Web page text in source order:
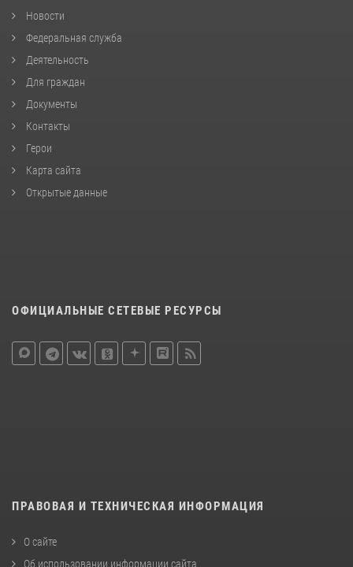
Новости
Федеральная служба
Деятельность
Для граждан
Документы
Контакты
Герои
Карта сайта
Открытые данные
ОФИЦИАЛЬНЫЕ СЕТЕВЫЕ РЕСУРСЫ
ПРАВОВАЯ И ТЕХНИЧЕСКАЯ ИНФОРМАЦИЯ
О сайте
Об использовании информации сайта